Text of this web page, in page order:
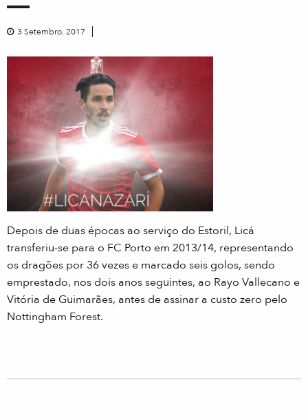
3 Setembro, 2017
Depois de duas épocas ao serviço do Estoril, Licá
transferiu-se para o FC Porto em 2013/14, representando
os dragões por 36 vezes e marcado seis golos, sendo
emprestado, nos dois anos seguintes, ao Rayo Vallecano e
Vitória de Guimarães, antes de assinar a custo zero pelo
Nottingham Forest.